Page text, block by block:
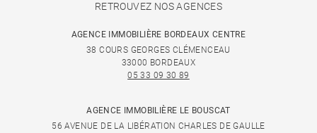
RETROUVEZ NOS AGENCES
AGENCE IMMOBILIÈRE BORDEAUX CENTRE
38 COURS GEORGES CLÉMENCEAU
33000 BORDEAUX
05 33 09 30 89
AGENCE IMMOBILIÈRE LE BOUSCAT
56 AVENUE DE LA LIBÉRATION CHARLES DE GAULLE